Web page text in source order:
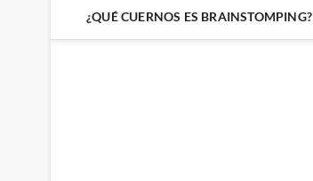
¿QUÉ CUERNOS ES BRAINSTOMPING?